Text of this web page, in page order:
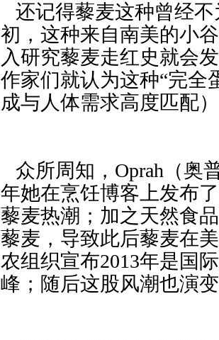
还记得藜麦这种曾
初，这种来自南美的小
入研究藜麦走红史就会
作家们就认为这种“完全
成与人体需求高度匹配
众所周知，Oprah（奥
年她在烹饪博客上发布
藜麦热潮；加之天然食
藜麦，导致此后藜麦
农组织宣布2013年
峰；随后这股风潮也演